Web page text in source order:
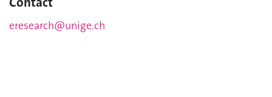
eresearch@unige.ch